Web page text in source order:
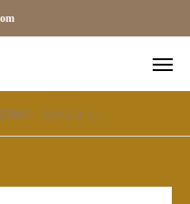
野町・見性寺さんへ
旧字一覧